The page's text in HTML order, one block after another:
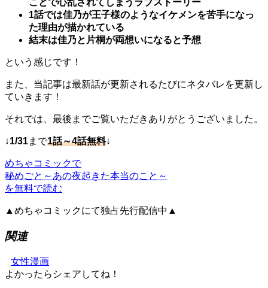
ことで心乱されてしまうラブストーリー
1話では佳乃が王子様のようなイケメンを苦手になっ
た理由が描かれている
結末は佳乃と片桐が両想いになると予想
という感じです！
また、当記事は最新話が更新されるたびにネタバレを更新し
ていきます！
それでは、最後までご覧いただきありがとうございました。
↓1/31まで1話～4話無料↓
めちゃコミックで
秘めごと～あの夜起きた本当のこと～
を無料で読む
▲めちゃコミックにて独占先行配信中▲
関連
女性漫画
よかったらシェアしてね！